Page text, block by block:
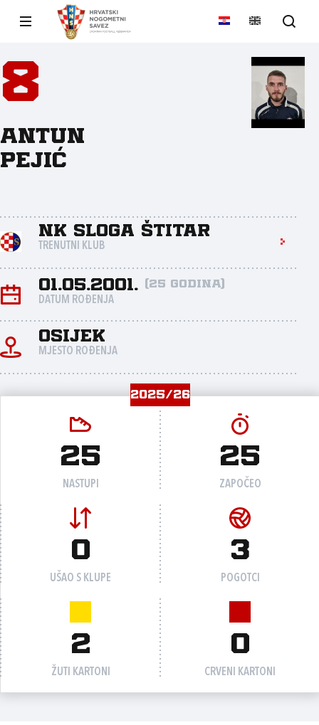
8
Antun
Pejić
NK Sloga Štitar
TRENUTNI KLUB
01.05.2001. (25 godina)
DATUM ROĐENJA
Osijek
MJESTO ROĐENJA
2025/26
25
NASTUPI
25
ZAPOČEO
0
UŠAO S KLUPE
3
POGOTCI
2
ŽUTI KARTONI
0
CRVENI KARTONI